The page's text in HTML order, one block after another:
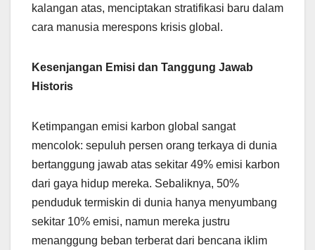
kalangan atas, menciptakan stratifikasi baru dalam
cara manusia merespons krisis global.
Kesenjangan Emisi dan Tanggung Jawab
Historis
Ketimpangan emisi karbon global sangat
mencolok: sepuluh persen orang terkaya di dunia
bertanggung jawab atas sekitar 49% emisi karbon
dari gaya hidup mereka. Sebaliknya, 50%
penduduk termiskin di dunia hanya menyumbang
sekitar 10% emisi, namun mereka justru
menanggung beban terberat dari bencana iklim